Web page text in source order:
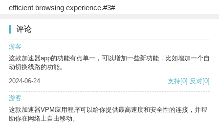
efficient browsing experience.#3#
评论
游客
这款加速器app的功能有点单一，可以增加一些新功能，比如增加一个自
动切换线路的功能。
2024-06-24
支持[0] 反对[0]
游客
这款加速器VPM应用程序可以给你提供最高速度和安全性的连接，并帮
助你在网络上自由移动。